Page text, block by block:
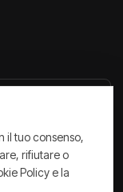
News
il tuo consenso,
rifiutare o
Policy e la